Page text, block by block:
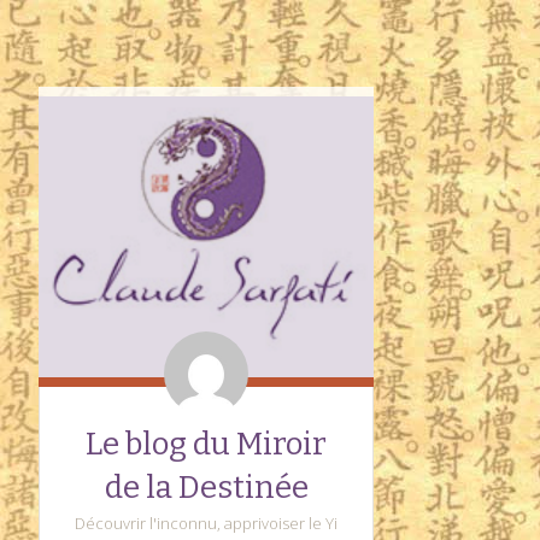
Le blog du Miroir
de la Destinée
Découvrir l'inconnu, apprivoiser le Yi